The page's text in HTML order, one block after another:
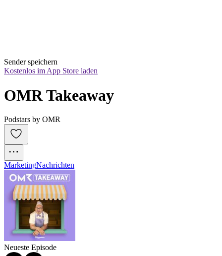
Sender speichern
Kostenlos im App Store laden
OMR Takeaway
Podstars by OMR
MarketingNachrichten
Neueste Episode